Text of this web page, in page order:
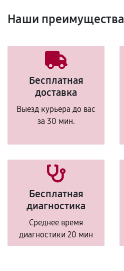
Наши преимущества
Бесплатная
доставка
Выезд курьера до вас
за 30 мин.
Бесплатная
диагностика
Среднее время
диагностики 20 мин